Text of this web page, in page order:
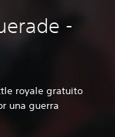
-
royale gratuito
una guerra